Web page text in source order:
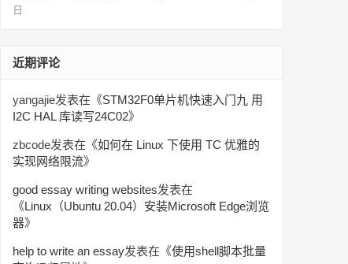
日
近期评论
yangajie发表在《STM32F0单片机快速入门九 用
I2C HAL 库读写24C02》
zbcode发表在《如何在 Linux 下使用 TC 优雅的
实现网络限流》
good essay writing websites发表在
《Linux（Ubuntu 20.04）安装Microsoft Edge浏览
器》
help to write an essay发表在《使用shell脚本批量